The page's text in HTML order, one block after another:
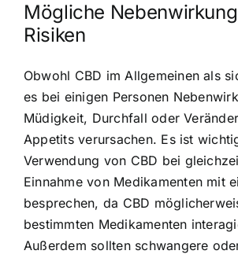
Mögliche
Risiken
Obwohl CBD im Allgemeinen als
es bei einigen Personen
Müdigkeit, Durchfall oder
Appetits verursachen. Es ist
Verwendung von CBD bei
Einnahme von Medikamenten mit
besprechen, da CBD
bestimmten Medikamenten
Außerdem sollten schwangere